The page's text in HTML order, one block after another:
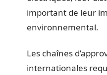
important de leur
environnemental.
Les chaînes
internationales